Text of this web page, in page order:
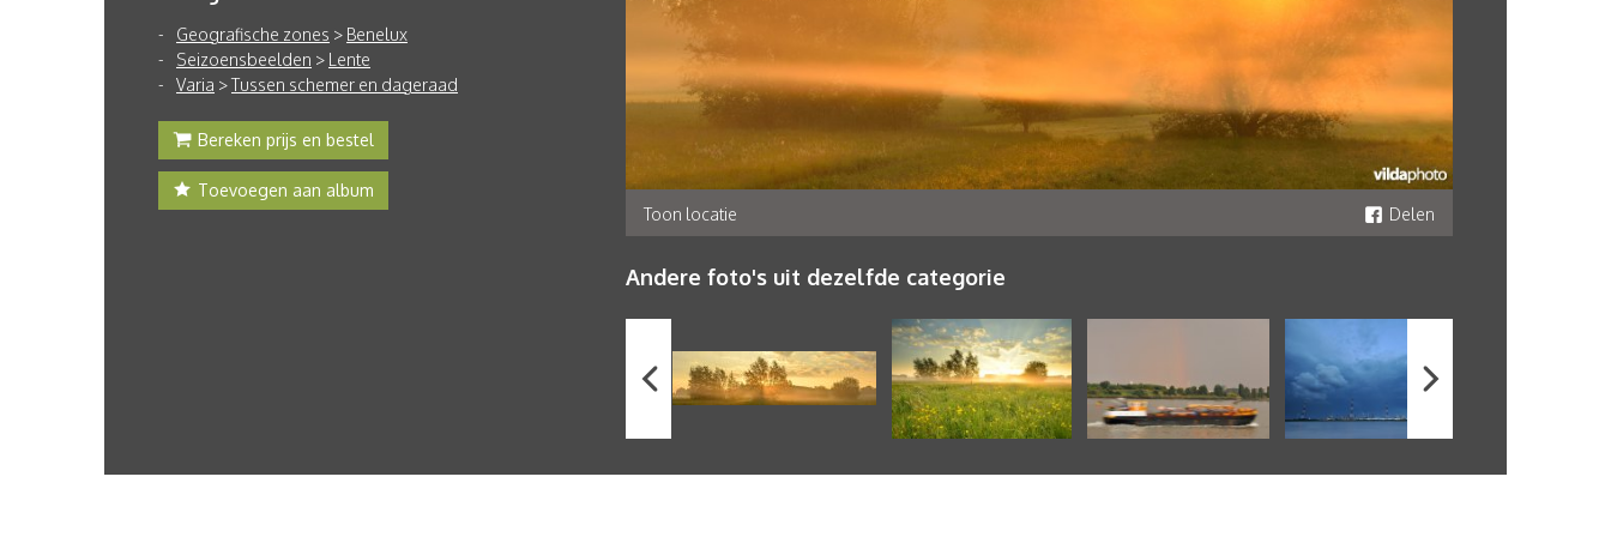
Geografische zones > Benelux
Seizoensbeelden > Lente
Varia >Tussen schemer en dageraad
Bereken prijs en bestel
Toevoegen aan album
Toon locatie
Delen
Andere foto's uit dezelfde categorie